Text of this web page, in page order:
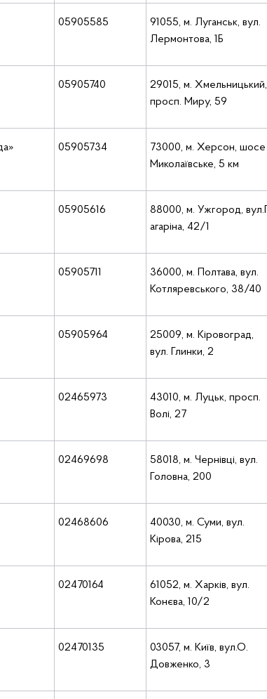
05905585
91055, м. Луганськ, вул.
Лермонтова, 1Б
05905740
29015, м. Хмельницький,
просп. Миру, 59
05905734
73000, м. Херсон, шосе
Миколаївське, 5 км
05905616
88000, м. Ужгород, вул.Г
агаріна, 42/1
05905711
36000, м. Полтава, вул.
Котляревського, 38/40
05905964
25009, м. Кіровоград,
вул. Глинки, 2
02465973
43010, м. Луцьк, просп.
Волі, 27
02469698
58018, м. Чернівці, вул.
Головна, 200
02468606
40030, м. Суми, вул.
Кірова, 215
02470164
61052, м. Харків, вул.
Конєва, 10/2
02470135
03057, м. Київ, вул.О.
Довженко, 3